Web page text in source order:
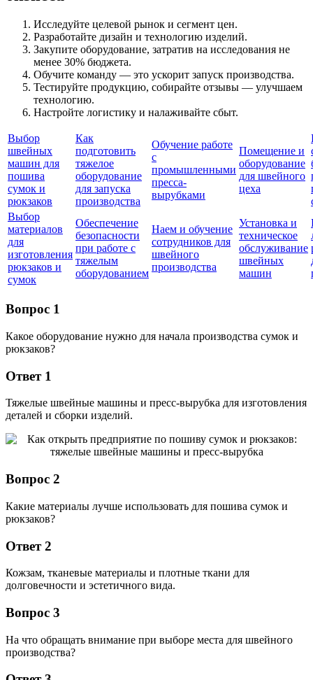
Исследуйте целевой рынок и сегмент цен.
Разработайте дизайн и технологию изделий.
Закупите оборудование, затратив на исследования не
менее 30% бюджета.
Обучите команду — это ускорит запуск производства.
Тестируйте продукцию, собирайте отзывы — улучшаем
технологию.
Настройте логистику и налаживайте сбыт.
Выбор
швейных
машин для
пошива
сумок и
рюкзаков
Как
подготовить
тяжелое
оборудование
для запуска
производства
Обучение работе
с
промышленными
пресса-
вырубками
Помещение и
оборудование
для швейного
цеха
Выбор
материалов
для
изготовления
рюкзаков и
сумок
Обеспечение
безопасности
при работе с
тяжелым
оборудованием
Наем и обучение
сотрудников для
швейного
производства
Установка и
техническое
обслуживание
швейных
машин
Вопрос 1
Какое оборудование нужно для начала производства сумок и
рюкзаков?
Ответ 1
Тяжелые швейные машины и пресс-вырубка для изготовления
деталей и сборки изделий.
Вопрос 2
Какие материалы лучше использовать для пошива сумок и
рюкзаков?
Ответ 2
Кожзам, тканевые материалы и плотные ткани для
долговечности и эстетичного вида.
Вопрос 3
На что обращать внимание при выборе места для швейного
производства?